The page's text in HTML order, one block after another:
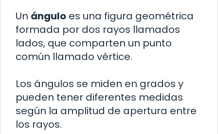
Un ángulo es una figura geométrica
formada por dos rayos llamados
lados, que comparten un punto
común llamado vértice.
Los ángulos se miden en grados y
pueden tener diferentes medidas
según la amplitud de apertura entre
los rayos.